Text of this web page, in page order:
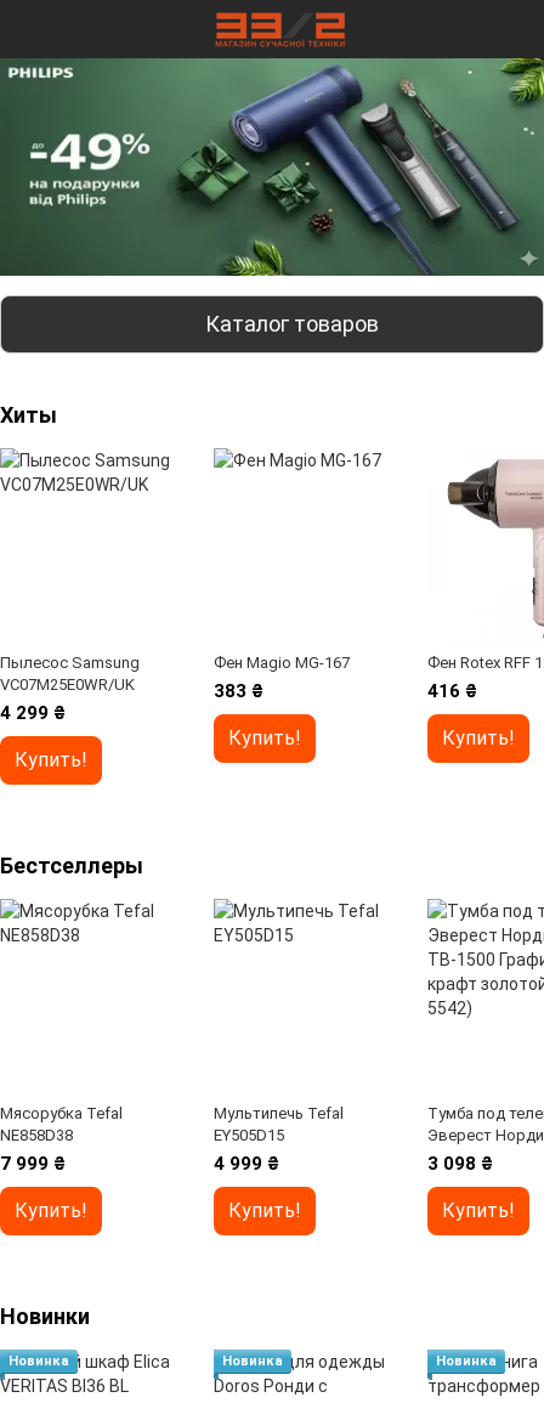
Каталог товаров
Хиты
Пылесос Samsung
VC07M25E0WR/UK
4 299 ₴
Купить!
Фен Magio MG-167
383 ₴
Купить!
Фен Rotex RFF
416 ₴
Купить!
Бестселлеры
Мясорубка Tefal
NE858D38
7 999 ₴
Купить!
Мультипечь Tefal
EY505D15
4 999 ₴
Купить!
Тумба под
Эверест
Графит + Дуб
3 098 ₴
Купить!
Новинки
Новинка Новинка Новинка